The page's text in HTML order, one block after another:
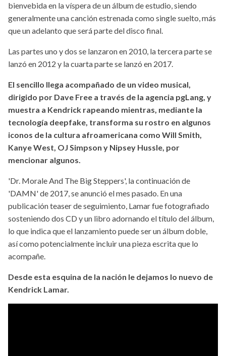
bienvebida en la víspera de un álbum de estudio, siendo
generalmente una canción estrenada como single suelto, más
que un adelanto que será parte del disco final.
Las partes uno y dos se lanzaron en 2010, la tercera parte se
lanzó en 2012 y la cuarta parte se lanzó en 2017.
El sencillo llega acompañado de un video musical,
dirigido por Dave Free a través de la agencia pgLang, y
muestra a Kendrick rapeando mientras, mediante la
tecnología deepfake, transforma su rostro en algunos
iconos de la cultura afroamericana como Will Smith,
Kanye West, OJ Simpson y Nipsey Hussle, por
mencionar algunos.
'Dr. Morale And The Big Steppers', la continuación de
'DAMN' de 2017, se anunció el mes pasado. En una
publicación teaser de seguimiento, Lamar fue fotografiado
sosteniendo dos CD y un libro adornando el título del álbum,
lo que indica que el lanzamiento puede ser un álbum doble,
así como potencialmente incluir una pieza escrita que lo
acompañe.
Desde esta esquina de la nación le dejamos lo nuevo de
Kendrick Lamar.